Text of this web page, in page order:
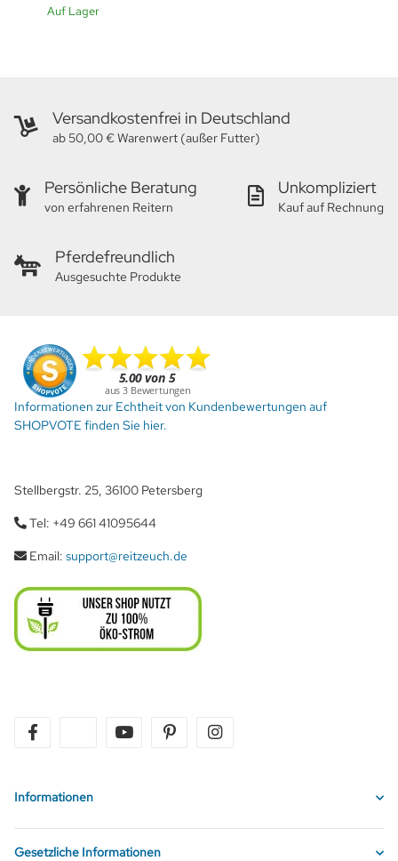
Auf Lager
Versandkostenfrei in Deutschland
ab 50,00 € Warenwert (außer Futter)
Persönliche Beratung
von erfahrenen Reitern
Unkompliziert
Kauf auf Rechnung
Pferdefreundlich
Ausgesuchte Produkte
Informationen zur Echtheit von Kundenbewertungen auf
SHOPVOTE finden Sie hier.
Stellbergstr. 25, 36100 Petersberg
Tel: +49 661 41095644
Email: support@reitzeuch.de
twitter youtube pinterest
Informationen
Gesetzliche Informationen